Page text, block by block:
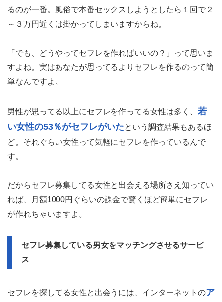
るのが一番。風俗で本番セックスしようとしたら１回で２
～３万円近くは掛かってしまいますからね。
「でも、どうやってセフレを作ればいいの？」って思いま
すよね。実はあなたが思ってるよりセフレを作るのって簡
単なんですよ。
男性が思ってる以上にセフレを作ってる女性は多く、 若
い女性の53％がセフレがいたという調査結果もあるほ
ど。それぐらい女性って気軽にセフレを作っているんで
す。
だからセフレ募集してる女性と出会える場所さえ知ってい
れば、月額1000円ぐらいの課金で驚くほど簡単にセフレ
が作れちゃいますよ。
セフレ募集している男女をマッチングさせるサービ
ス
セフレを探してる女性と出会うには、インターネットのア